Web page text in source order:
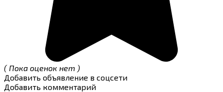
( Пока оценок нет )
Добавить объявление в соцсети
Добавить комментарий